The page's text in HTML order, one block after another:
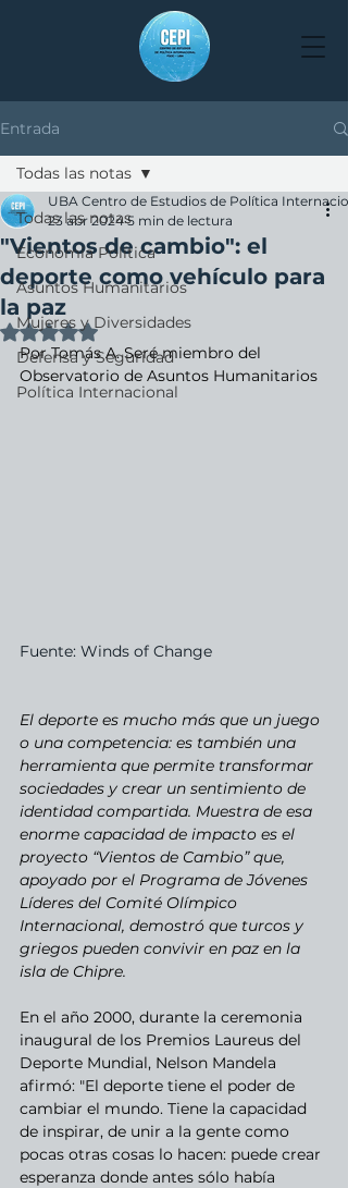
Entrada
Todas las notas
Economía Política
Asuntos Humanitarios
Mujeres y Diversidades
Defensa y Seguridad
Política Internacional
Todas las notas
"Vientos de cambio": el
deporte como vehículo para
la paz
UBA Centro de Estudios de Política
23 abr 2024 5 min de lectura
Obtuvo NaN de 5 estrellas.
Por Tomás A. Seré miembro del
Observatorio de Asuntos Humanitarios
Fuente: Winds of Change
El deporte es mucho más que un juego
o una competencia: es también una
herramienta que permite transformar
sociedades y crear un sentimiento de
identidad compartida. Muestra de esa
enorme capacidad de impacto es el
proyecto “Vientos de Cambio” que,
apoyado por el Programa de Jóvenes
Líderes del Comité Olímpico
Internacional, demostró que turcos y
griegos pueden convivir en paz en la
isla de Chipre.
En el año 2000, durante la ceremonia
inaugural de los Premios Laureus del
Deporte Mundial, Nelson Mandela
afirmó: "El deporte tiene el poder de
cambiar el mundo. Tiene la capacidad
de inspirar, de unir a la gente como
pocas otras cosas lo hacen: puede crear
esperanza donde antes sólo había